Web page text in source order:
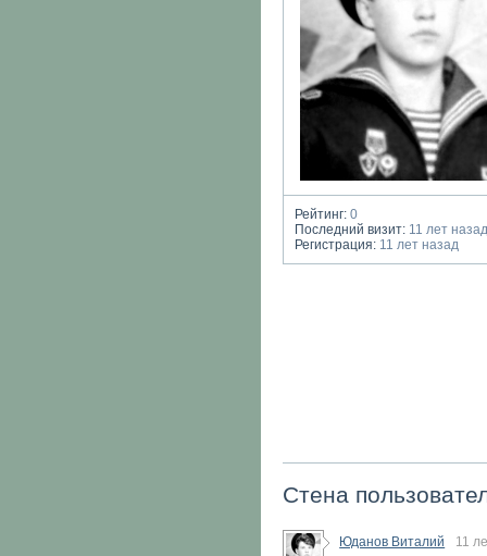
Рейтинг: 0
Последний визит: 11 лет
Регистрация: 11 лет назад
Стена
Юданов Виталий 11